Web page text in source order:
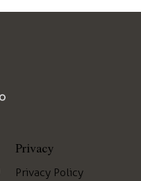
Privacy
Privacy Policy